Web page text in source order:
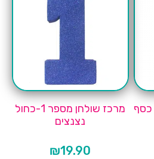
מספר 4 – כסף
מרכז שולחן מספר 1-כחול
נצנצים
₪19.90